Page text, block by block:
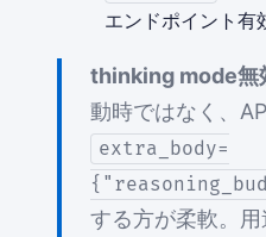
エンドポイント有
thinking mode無
動時ではなく、
extra_body=
する方が柔軟。